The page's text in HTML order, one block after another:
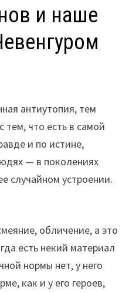
и наше
антиутопия, тем
тем, что есть в самой
и по истине,
— в поколениях
случайном устроении.
обличение, а это
есть некий материал
нормы нет, у него
как и у его героев,